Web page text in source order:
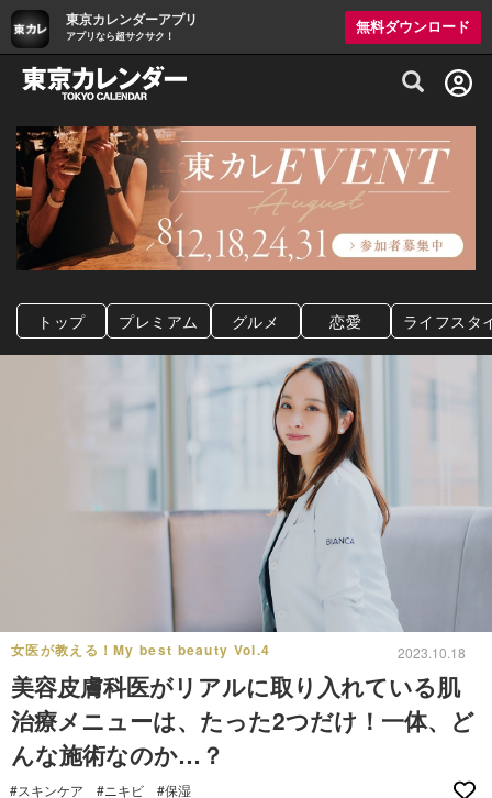
東京カレンダーアプリ
アプリなら超サクサク！
無料ダウンロード
グルメ情報・プレミアムレストラン予約
トップ プレミアム グルメ 恋愛 ライフスタ
女医が教える！My best beauty Vol.4 2023.10.18
美容皮膚科医がリアルに取り入れている肌
治療メニューは、たった2つだけ！一体、ど
んな施術なのか…？
#スキンケア #ニキビ #保湿